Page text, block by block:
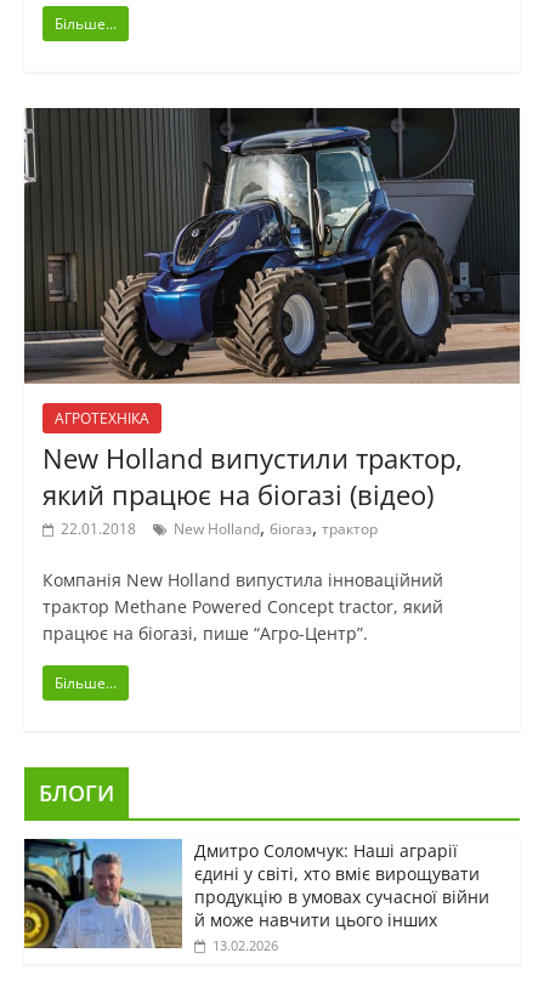
Більше...
АГРОТЕХНІКА
New Holland випустили трактор,
який працює на біогазі (відео)
22.01.2018 New Holland, біогаз, трактор
Компанія New Holland випустила інноваційний
трактор Methane Powered Concept tractor, який
працює на біогазі, пише “Агро-Центр”.
Більше...
БЛОГИ
Дмитро Соломчук: Наші аграрії
єдині у світі, хто вміє вирощувати
продукцію в умовах сучасної війни
й може навчити цього інших
13.02.2026